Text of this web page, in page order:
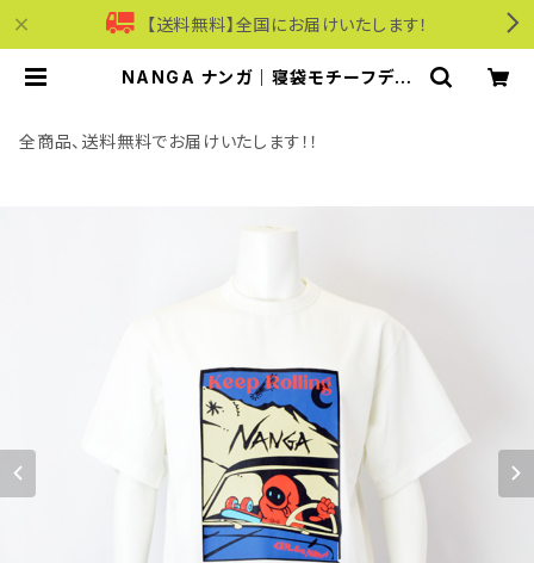
【送料無料】全国にお届けいたします！
NANGA ナンガ｜寝袋モチーフデザ
ス n2610-1m037z ホワイト | モリ
ワンワールドオンラインショップ｜ビ
全商品、送料無料でお届けいたします！！